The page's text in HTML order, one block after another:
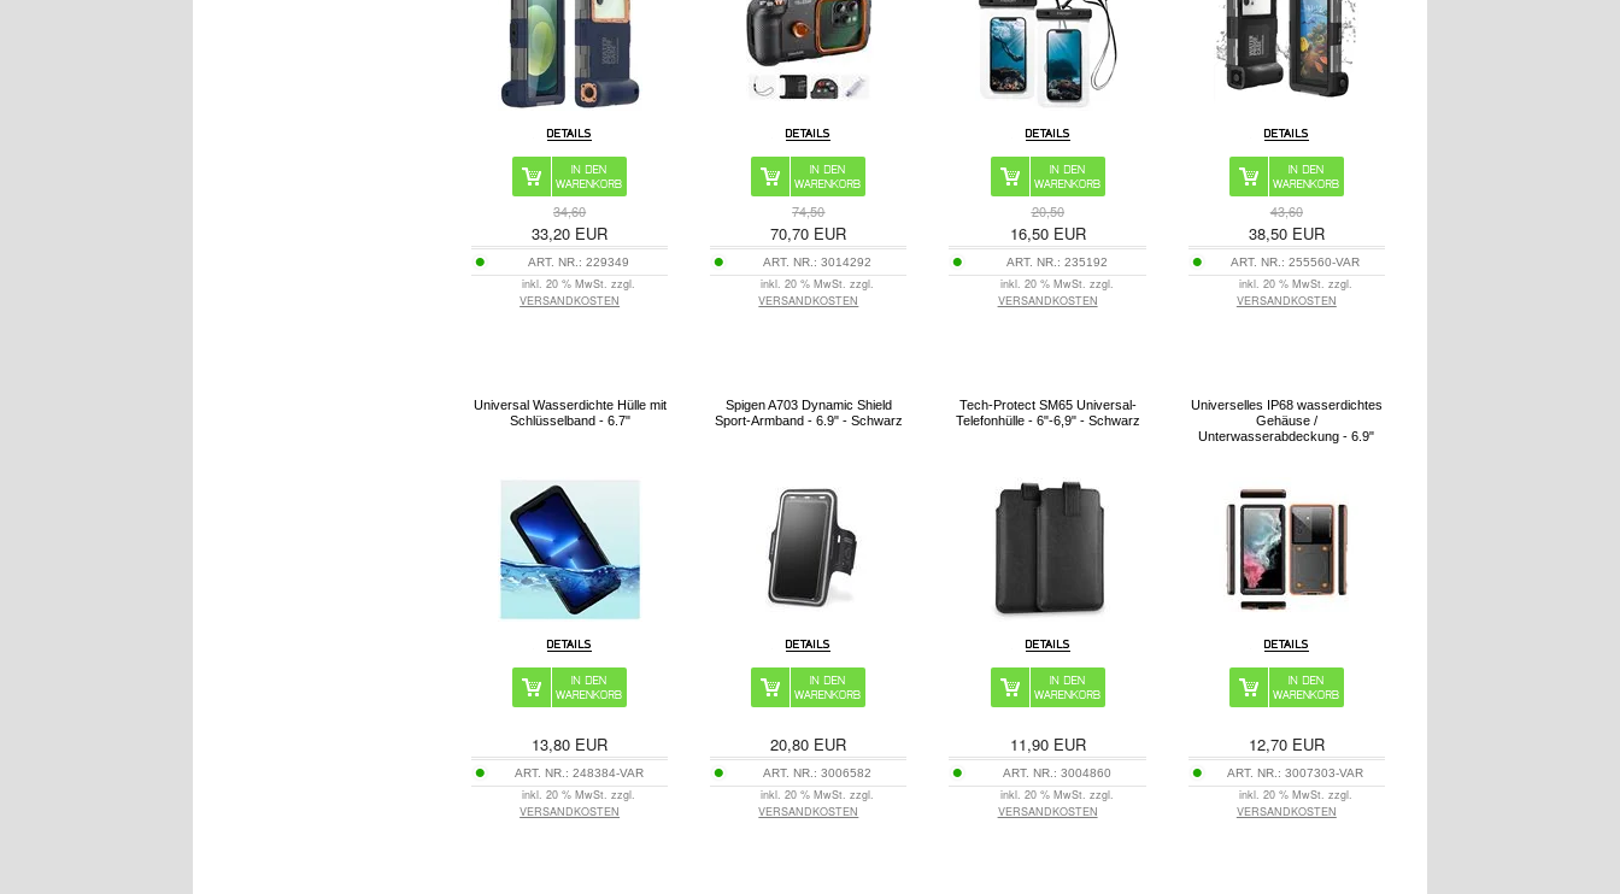
34,60
33,20 EUR
ART. NR.:229349
inkl. 20 % MwSt. zzgl.
VERSANDKOSTEN
74,50
70,70 EUR
ART. NR.:3014292
inkl. 20 % MwSt. zzgl.
VERSANDKOSTEN
20,50
16,50EUR
ART. NR.: 235192
inkl. 20 % MwSt. zzgl.
VERSANDKOSTEN
43,60
38,50EUR
ART. NR.:255560-VAR
inkl. 20 % MwSt. zzgl.
VERSANDKOSTEN
Universal Wasserdichte Hülle mit
Schlüsselband - 6.7"
13,80 EUR
ART. NR.: 248384-VAR
inkl. 20 % MwSt. zzgl.
VERSANDKOSTEN
Spigen A703 Dynamic Shield
Sport-Armband - 6.9" - Schwarz
20,80 EUR
ART. NR.:3006582
inkl. 20 % MwSt. zzgl.
VERSANDKOSTEN
Tech-Protect SM65 Universal-
Telefonhülle - 6"-6,9" - Schwarz
11,90EUR
ART. NR.: 3004860
inkl. 20 % MwSt. zzgl.
VERSANDKOSTEN
Universelles IP68 wasserdichtes
Gehäuse /
Unterwasserabdeckung - 6.9"
12,70EUR
ART. NR.:3007303-VAR
inkl. 20 % MwSt. zzgl.
VERSANDKOSTEN